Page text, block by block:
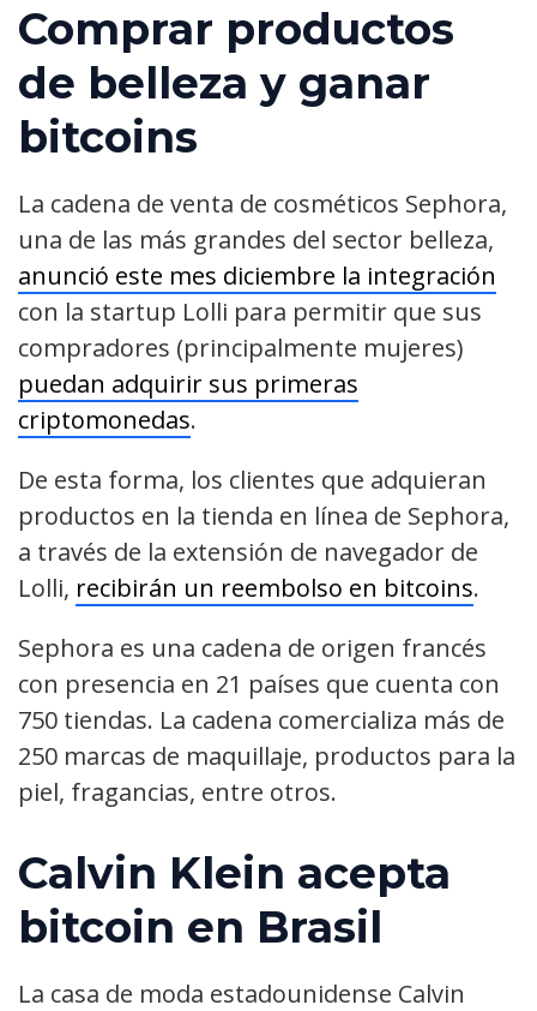
Comprar productos
de belleza y ganar
bitcoins
La cadena de venta de cosméticos Sephora,
una de las más grandes del sector belleza,
anunció este mes diciembre la integración
con la startup Lolli para permitir que sus
compradores (principalmente mujeres)
puedan adquirir sus primeras
criptomonedas.
De esta forma, los clientes que adquieran
productos en la tienda en línea de Sephora,
a través de la extensión de navegador de
Lolli, recibirán un reembolso en bitcoins.
Sephora es una cadena de origen francés
con presencia en 21 países que cuenta con
750 tiendas. La cadena comercializa más de
250 marcas de maquillaje, productos para la
piel, fragancias, entre otros.
Calvin Klein acepta
bitcoin en Brasil
La casa de moda estadounidense Calvin